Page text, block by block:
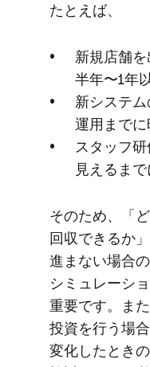
た​とえば、
新規店舗
半年〜1年
新システ
運用まで
スタッフ
見えるま
その​ため、​「
回収できるか
進まない​場合
シミュレーシ
重要です。​ま
投資を​行う​場
変化した​とき